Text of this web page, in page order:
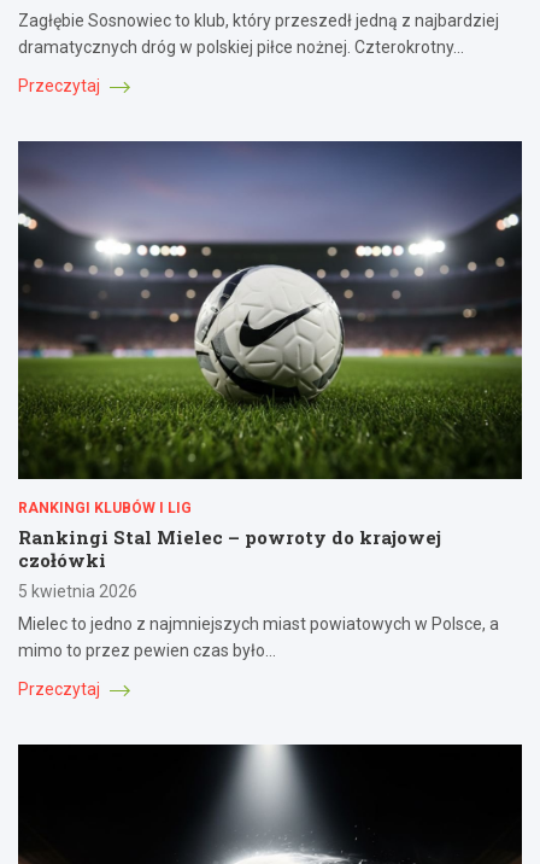
Zagłębie Sosnowiec to klub, który przeszedł jedną z najbardziej
dramatycznych dróg w polskiej piłce nożnej. Czterokrotny…
Przeczytaj
RANKINGI KLUBÓW I LIG
Rankingi Stal Mielec – powroty do krajowej
czołówki
5 kwietnia 2026
Mielec to jedno z najmniejszych miast powiatowych w Polsce, a
mimo to przez pewien czas było…
Przeczytaj